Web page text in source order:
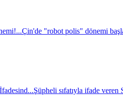
Çin'de "robot polis" dönemi
Şüpheli sıfatıyla ifade